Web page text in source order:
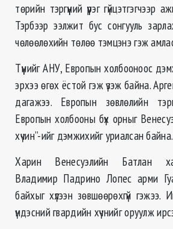
төрийн тэргүүний үүрэг
Тэрбээр ээлжит бус сонгууль
чөлөөлөхийн төлөө тэмцэнэ гэж
Түүнийг АНУ, Европын холбооноос
эрхээ өгөх ёстой гэж үзэж байна.
дагажээ. Европын зөвлөлийн
Европын холбооны бүх орныг
хүчин”-ийг дэмжихийг уриалсан байна.
Харин Венесуэлийн Батлан
Владимир Падрино Лопес арми
байхыг хүлээн зөвшөөрөхгүй гэжээ.
үндэсний гвардийн хүчнийг оруулж